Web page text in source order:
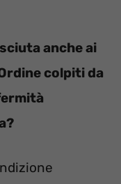
anche ai
colpiti da